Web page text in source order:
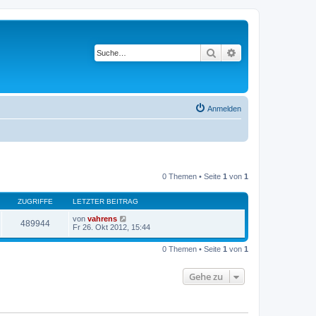
Suche
Anmelden
0 Themen • Seite 1 von 1
ZUGRIFFE LETZTER BEITRAG
489944 von vahrens
Fr 26. Okt 2012, 15:44
0 Themen • Seite 1 von 1
Gehe zu